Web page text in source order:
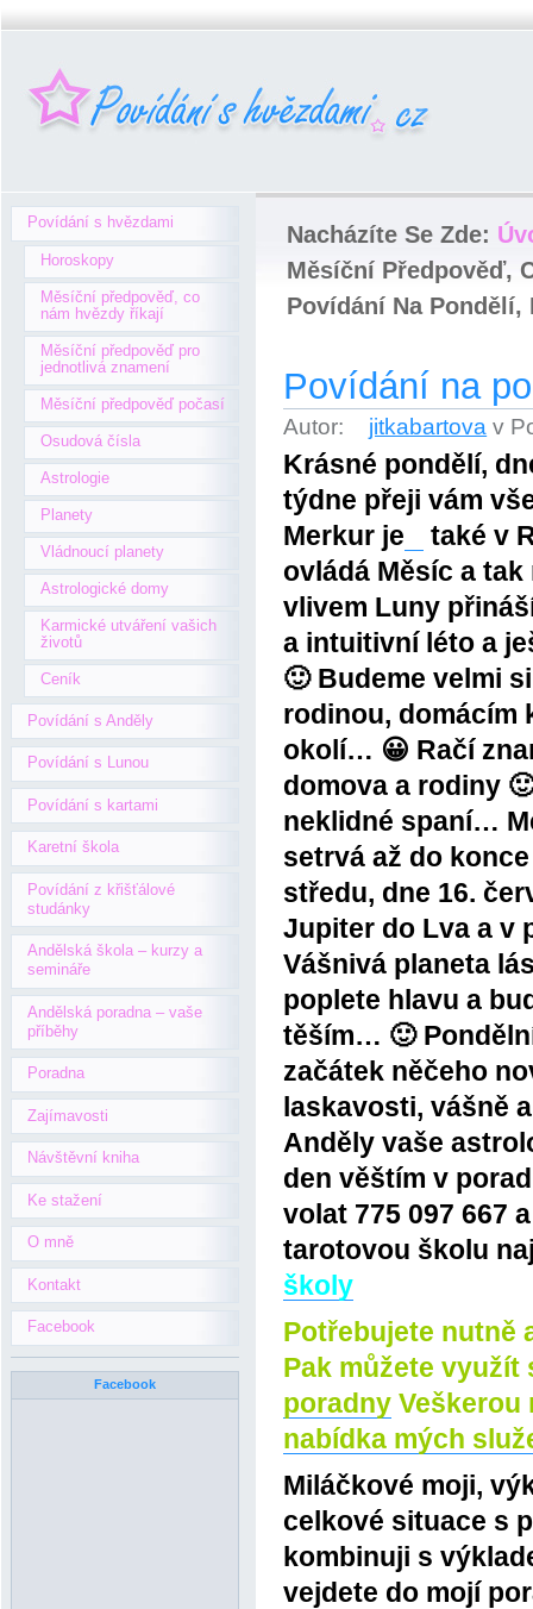
Nacházíte Se Zde:
Měsíční Předpověď,
Povídání Na Pondělí,
Povídání na
Autor: jitkabartova v
Krásné pondělí,
týdne přeji vám
Merkur je
také v
ovládá Měsíc a
vlivem Luny
a intuitivní léto a
🙂 Budeme velmi
rodinou, domácím
okolí… 😀 Račí
domova a rodiny
neklidné spaní…
setrvá až do
středu, dne 16.
Jupiter do Lva a v
Vášnivá planeta
poplete hlavu a
těším… 🙂
začátek něčeho
laskavosti, vášně
Anděly vaše
den věštím v
volat 775 097 667
tarotovou školu
školy
Potřebujete nutně
Pak můžete
poradny Veškerou
nabídka mých
Miláčkové moji,
celkové situace s
kombinuji s
vejdete do mojí
Povídání s hvězdami
Horoskopy
Měsíční předpověď, co
nám hvězdy říkají
Měsíční předpověď pro
jednotlivá znamení
Měsíční předpověď počasí
Osudová čísla
Astrologie
Planety
Vládnoucí planety
Astrologické domy
Karmické utváření vašich
životů
Ceník
Povídání s Anděly
Povídání s Lunou
Povídání s kartami
Karetní škola
Povídání z křišťálové
studánky
Andělská škola – kurzy a
semináře
Andělská poradna – vaše
příběhy
Poradna
Zajímavosti
Návštěvní kniha
Ke stažení
O mně
Kontakt
Facebook
Facebook